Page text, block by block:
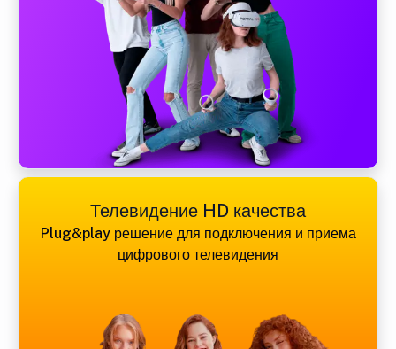
Телевидение HD качества
Plug&play решение для подключения и приема
цифрового телевидения